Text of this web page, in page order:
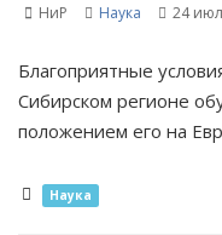
НиР Наука 24
Благоприятные
Сибирском регионе
положением его на
Наука